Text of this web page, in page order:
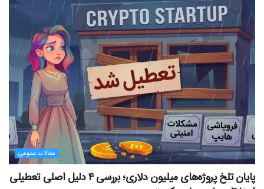
مقالات عمومی
پایان تلخ پروژه‌های میلیون دلاری؛ بررسی ۴ دلیل اصلی تعطیلی